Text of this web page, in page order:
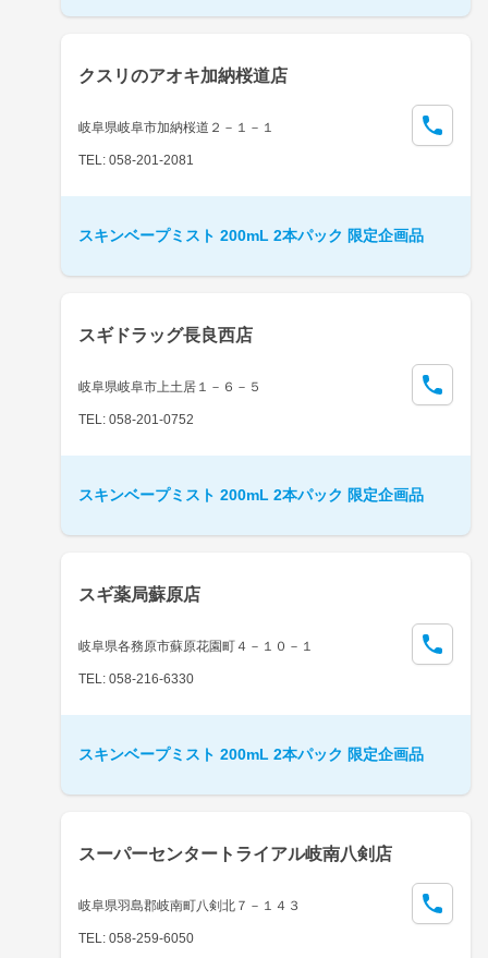
クスリのアオキ加納桜道店
岐阜県岐阜市加納桜道２－１－１
TEL: 058-201-2081
スキンベープミスト 200mL 2本パック 限定企画品
スギドラッグ長良西店
岐阜県岐阜市上土居１－６－５
TEL: 058-201-0752
スキンベープミスト 200mL 2本パック 限定企画品
スギ薬局蘇原店
岐阜県各務原市蘇原花園町４－１０－１
TEL: 058-216-6330
スキンベープミスト 200mL 2本パック 限定企画品
スーパーセンタートライアル岐南八剣店
岐阜県羽島郡岐南町八剣北７－１４３
TEL: 058-259-6050